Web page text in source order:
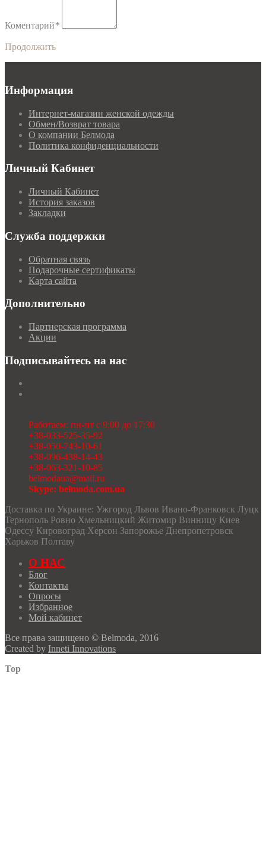
Коментарий*
Продолжить
Информация
Интернет-магазин женской одежды
Обмен/Возврат товара
О компании Белмода
Политика конфиденциальности
Личный Кабинет
Личный Кабинет
История заказов
Закладки
Служба поддержки
Обратная связь
Подарочные сертификаты
Карта сайта
Дополнительно
Партнерская программа
Акции
Подписывайтесь на нас
Работаем: пн-пт с 9:00 до 17:30
+38-033-525-35-92
+38-050-743-10-61
+38-096-438-14-43
+38-063-321-10-85
belmodaua@mail.ru
Skype: belmoda.com.ua
Доставка по Украине: Ужгород Львов Ивано-Франковск Луцк
Тернополь Ровно Хмельницкий Житомир Винницу Киев
Одессу Кировоград Херсон Запорожье Днепропетровск
Харьков Полтаву
О НАС
Блог
Контакты
Опросы
Избранное
Мой кабинет
Все права защищено © Belmoda, 2016
Created by Inneti Innovations
Top